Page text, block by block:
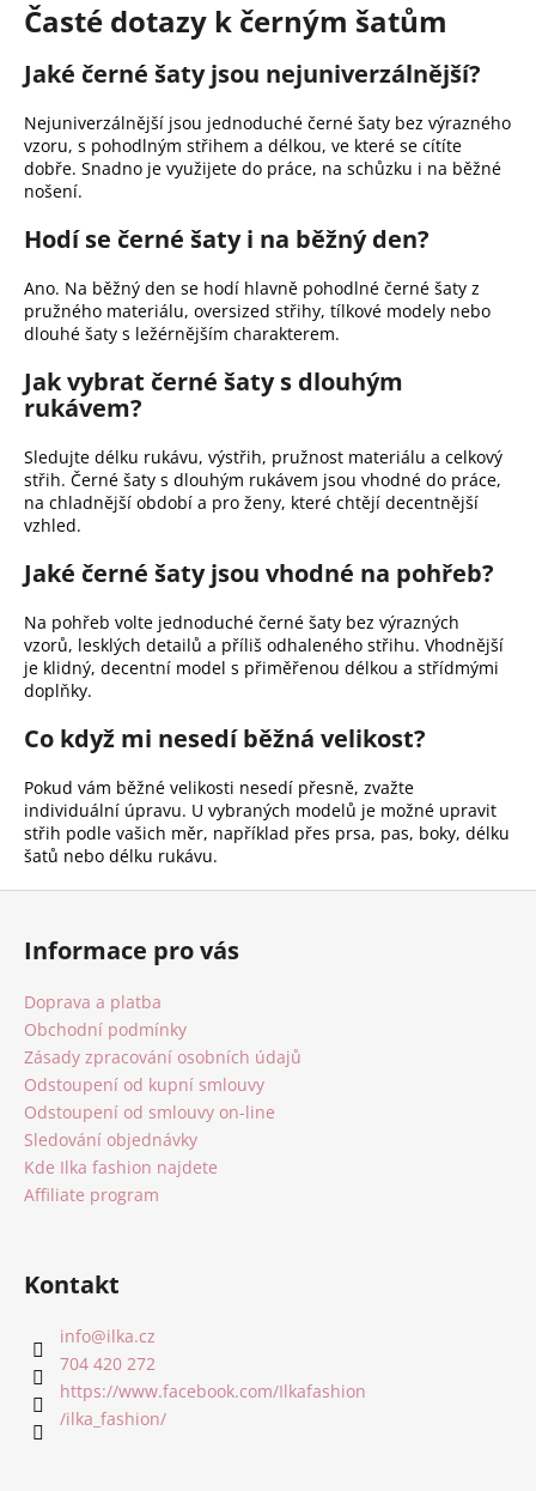
Časté dotazy k černým šatům
Jaké černé šaty jsou nejuniverzálnější?
Nejuniverzálnější jsou jednoduché černé šaty bez výrazného
vzoru, s pohodlným střihem a délkou, ve které se cítíte
dobře. Snadno je využijete do práce, na schůzku i na běžné
nošení.
Hodí se černé šaty i na běžný den?
Ano. Na běžný den se hodí hlavně pohodlné černé šaty z
pružného materiálu, oversized střihy, tílkové modely nebo
dlouhé šaty s ležérnějším charakterem.
Jak vybrat černé šaty s dlouhým
rukávem?
Sledujte délku rukávu, výstřih, pružnost materiálu a celkový
střih. Černé šaty s dlouhým rukávem jsou vhodné do práce,
na chladnější období a pro ženy, které chtějí decentnější
vzhled.
Jaké černé šaty jsou vhodné na pohřeb?
Na pohřeb volte jednoduché černé šaty bez výrazných
vzorů, lesklých detailů a příliš odhaleného střihu. Vhodnější
je klidný, decentní model s přiměřenou délkou a střídmými
doplňky.
Co když mi nesedí běžná velikost?
Pokud vám běžné velikosti nesedí přesně, zvažte
individuální úpravu. U vybraných modelů je možné upravit
střih podle vašich měr, například přes prsa, pas, boky, délku
šatů nebo délku rukávu.
Z
Informace pro vás
Doprava a platba
Obchodní podmínky
Zásady zpracování osobních údajů
Odstoupení od kupní smlouvy
Odstoupení od smlouvy on-line
Sledování objednávky
Kde Ilka fashion najdete
Affiliate program
Kontakt
info@ilka.cz
704 420 272
https://www.facebook.com/Ilkafashion
/ilka_fashion/